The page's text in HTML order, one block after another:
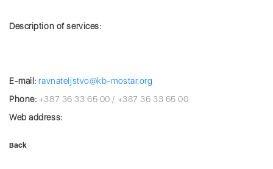
Description of services:
E-mail: ravnateljstvo@kb-mostar.org
Phone: +387 36 33 65 00 / +387 36 33 65 00
Web address:
Back